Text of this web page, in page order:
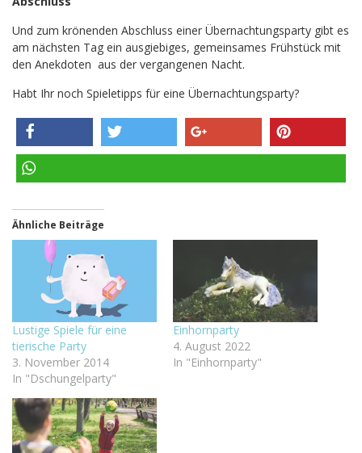
Und zum krönenden Abschluss einer Übernachtungsparty gibt es
am nächsten Tag ein ausgiebiges, gemeinsames Frühstück mit
den Anekdoten aus der vergangenen Nacht.
Habt Ihr noch Spieletipps für eine Übernachtungsparty?
teilen
Ähnliche Beiträge
Lustige Spiele für eine
tierische Party
3. November 2014
In "Dschungelparty"
Einhornparty
4. August 2022
In "Einhornparty"